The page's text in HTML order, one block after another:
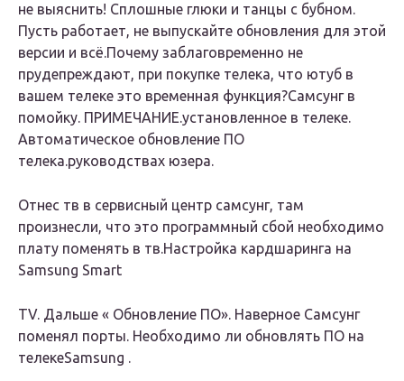
не выяснить! Сплошные глюки и танцы с бубном.
Пусть работает, не выпускайте обновления для этой
версии и всё.Почему заблаговременно не
прудепреждают, при покупке телека, что ютуб в
вашем телеке это временная функция?Самсунг в
помойку. ПРИМЕЧАНИЕ.установленное в телеке.
Автоматическое обновление ПО
телека.руководствах юзера.
Отнес тв в сервисный центр самсунг, там
произнесли, что это программный сбой необходимо
плату поменять в тв.Настройка кардшаринга на
Samsung Smart
TV. Дальше « Обновление ПО». Наверное Самсунг
поменял порты. Необходимо ли обновлять ПО на
телекеSamsung .